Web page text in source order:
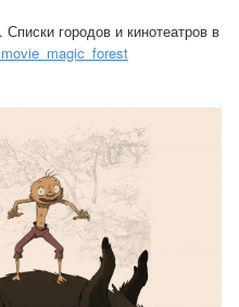
городов и кинотеатров в